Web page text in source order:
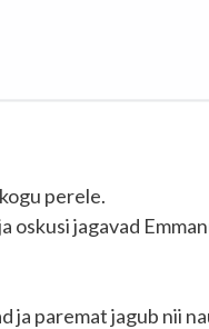
perele.
oskusi jagavad
paremat jagub nii